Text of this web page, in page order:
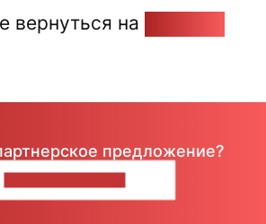
вернуться на
предложение?